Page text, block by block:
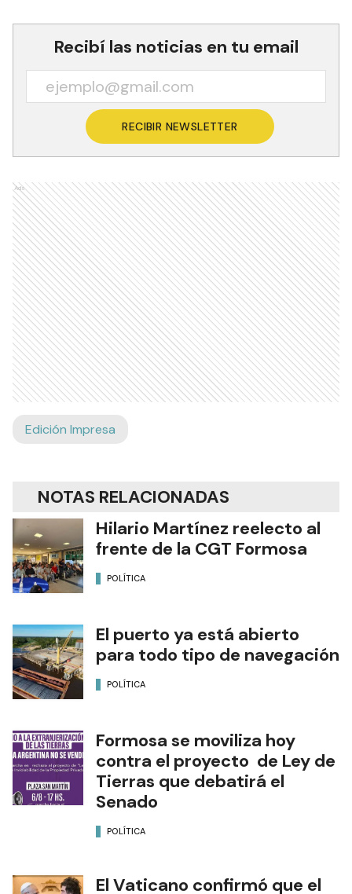
Recibí las noticias en tu email
RECIBIR NEWSLETTER
Ads
Edición Impresa
NOTAS RELACIONADAS
Hilario Martínez reelecto al
frente de la CGT Formosa
POLÍTICA
El puerto ya está abierto
para todo tipo de navegación
POLÍTICA
Formosa se moviliza hoy
contra el proyecto de Ley de
Tierras que debatirá el
Senado
POLÍTICA
El Vaticano confirmó que el